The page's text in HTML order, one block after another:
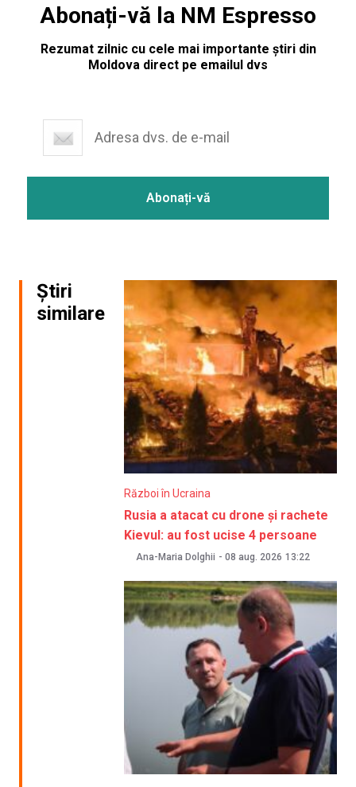
Abonați-vă la NM Espresso
Rezumat zilnic cu cele mai importante știri din
Moldova direct pe emailul dvs
Știri
similare
Război în Ucraina
Rusia a atacat cu drone și rachete
Kievul: au fost ucise 4 persoane
Ana-Maria Dolghii - 08 aug. 2026 13:22